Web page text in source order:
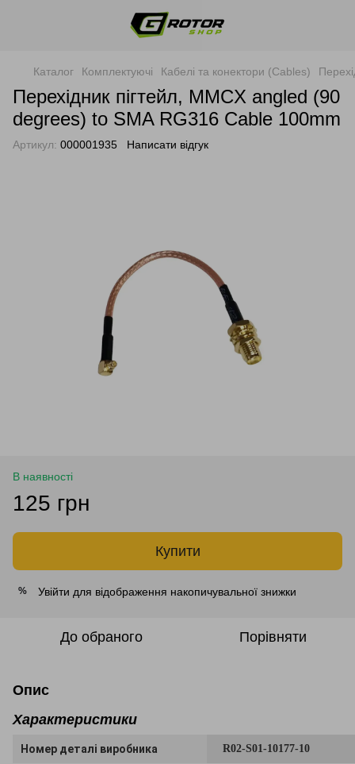
Каталог Комплектуючі Кабелі та конектори (Cables)
Перехідник пігтейл, MMCX angled (90
degrees) to SMA RG316 Cable 100mm
Артикул: 000001935 Написати відгук
В наявності
125 грн
Купити
% Увійти для відображення накопичувальної знижки
До обраного Порівняти
Опис
Характеристики
Номер деталі виробника R02-S01-10177-10